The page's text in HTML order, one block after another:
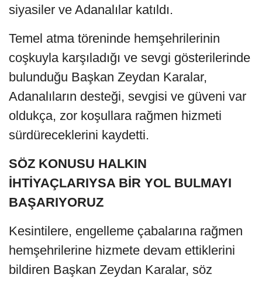
siyasiler ve Adanalılar katıldı.
Temel atma töreninde hemşehrilerinin
coşkuyla karşıladığı ve sevgi gösterilerinde
bulunduğu Başkan Zeydan Karalar,
Adanalıların desteği, sevgisi ve güveni var
oldukça, zor koşullara rağmen hizmeti
sürdüreceklerini kaydetti.
SÖZ KONUSU HALKIN
İHTİYAÇLARIYSA BİR YOL BULMAYI
BAŞARIYORUZ
Kesintilere, engelleme çabalarına rağmen
hemşehrilerine hizmete devam ettiklerini
bildiren Başkan Zeydan Karalar, söz